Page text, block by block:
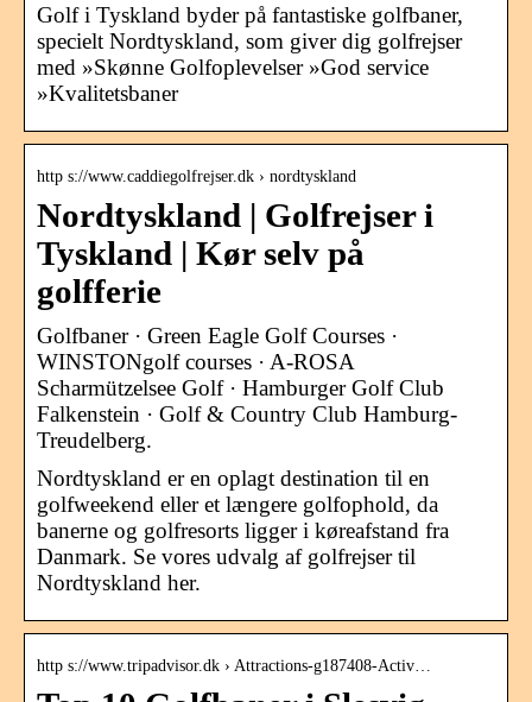
Golf i Tyskland byder på fantastiske golfbaner,
specielt Nordtyskland, som giver dig golfrejser
med »Skønne Golfoplevelser »God service
»Kvalitetsbaner
http s://www.caddiegolfrejser.dk › nordtyskland
Nordtyskland | Golfrejser i
Tyskland | Kør selv på
golfferie
Golfbaner · Green Eagle Golf Courses ·
WINSTONgolf courses · A-ROSA
Scharmützelsee Golf · Hamburger Golf Club
Falkenstein · Golf & Country Club Hamburg-
Treudelberg.
Nordtyskland er en oplagt destination til en
golfweekend eller et længere golfophold, da
banerne og golfresorts ligger i køreafstand fra
Danmark. Se vores udvalg af golfrejser til
Nordtyskland her.
http s://www.tripadvisor.dk › Attractions-g187408-Activ…